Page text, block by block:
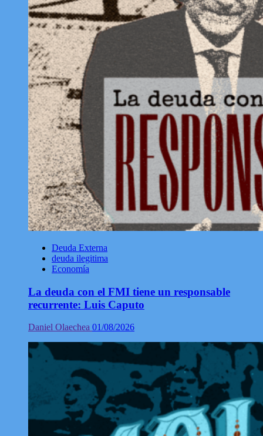
Deuda Externa
deuda ilegitima
Economía
La deuda con el FMI tiene un responsable
recurrente: Luis Caputo
Daniel Olaechea 01/08/2026